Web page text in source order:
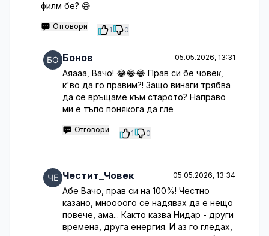
филм бе? 😅
Отговори 1 0
Бонов 05.05.2026, 13:31
Аяааа, Вачо! 😂😂😂 Прав си бе човек,
к'во да го правим?! Защо винаги трябва
да се връщаме към старото? Направо
ми е тъпо понякога да гле
Отговори 1 0
Честит_Човек 05.05.2026, 13:34
Абе Вачо, прав си на 100%! Честно
казано, мноооого се надявах да е нещо
повече, ама... Както казва Нидар - други
времена, друга енергия. И аз го гледах,